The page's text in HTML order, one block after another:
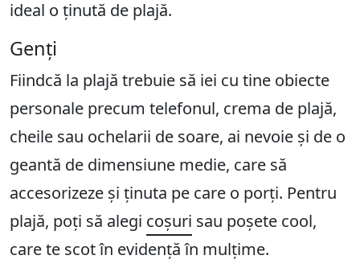
ideal o ținută de plajă.
Genți
Fiindcă la plajă trebuie să iei cu tine obiecte
personale precum telefonul, crema de plajă,
cheile sau ochelarii de soare, ai nevoie și de o
geantă de dimensiune medie, care să
accesorizeze și ținuta pe care o porți. Pentru
plajă, poți să alegi coșuri sau poșete cool,
care te scot în evidență în mulțime.